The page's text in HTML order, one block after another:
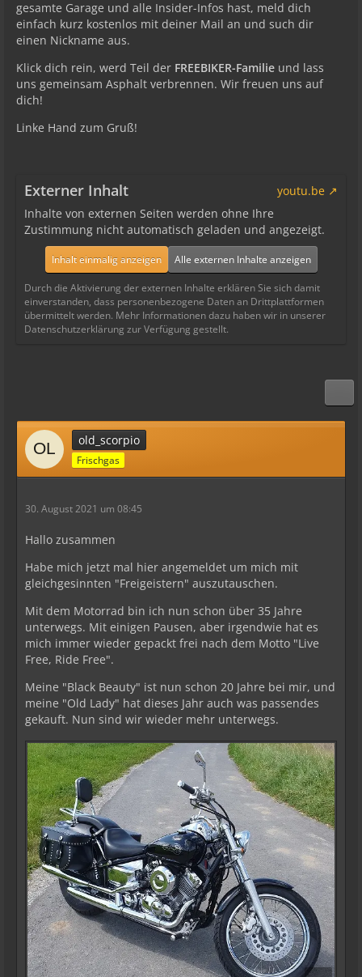
gesamte Garage und alle Insider-Infos hast, meld dich
einfach kurz kostenlos mit deiner Mail an und such dir
einen Nickname aus.
Klick dich rein, werd Teil der FREEBIKER-Familie und lass
uns gemeinsam Asphalt verbrennen. Wir freuen uns auf
dich!
Linke Hand zum Gruß!
Externer Inhalt
youtu.be
Inhalte von externen Seiten werden ohne Ihre
Zustimmung nicht automatisch geladen und angezeigt.
Inhalt einmalig anzeigen Alle externen Inhalte anzeigen
Durch die Aktivierung der externen Inhalte erklären Sie sich damit
einverstanden, dass personenbezogene Daten an Drittplattformen
übermittelt werden. Mehr Informationen dazu haben wir in unserer
Datenschutzerklärung zur Verfügung gestellt.
old_scorpio
Frischgas
30. August 2021 um 08:45
Hallo zusammen
Habe mich jetzt mal hier angemeldet um mich mit
gleichgesinnten "Freigeistern" auszutauschen.
Mit dem Motorrad bin ich nun schon über 35 Jahre
unterwegs. Mit einigen Pausen, aber irgendwie hat es
mich immer wieder gepackt frei nach dem Motto "Live
Free, Ride Free".
Meine "Black Beauty" ist nun schon 20 Jahre bei mir, und
meine "Old Lady" hat dieses Jahr auch was passendes
gekauft. Nun sind wir wieder mehr unterwegs.